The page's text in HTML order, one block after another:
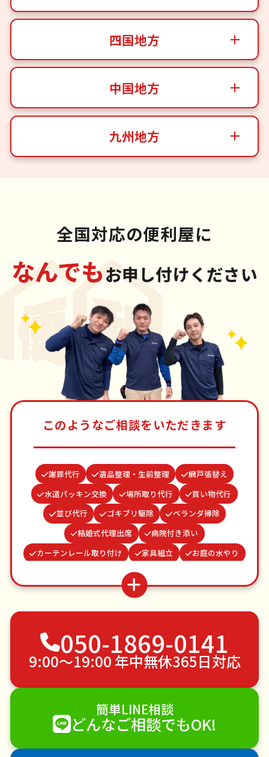
四国地方
中国地方
九州地方
全国対応の便利屋に
なんでもお申し付けください
このようなご相談をいただきます
謝罪代行 遺品整理・生前整理
網戸張替え
水道パッキン交換
場所取り代行
買い物代行
並び代行
ゴキブリ駆除
ベランダ掃除
結婚式代理出席
病院付き添い
カーテンレール取り付け
家具組立
お庭の水やり
クモの駆除
雨どい修理・掃除
つた・ツルの撤去
物置解体
お墓参り代行
不用品回収
ゴミ屋敷片付け
植木の剪定
植木の伐採
手すり取り付け
ペットのお世話
エアコンクリーニング
DIY・日曜大工
ハウスクリーニング
雪かき・雪下ろし
電球交換
襖（ふすま）の張替え
空き家管理
各種代行
害獣駆除
防草シート施工
ナメクジ駆除
050-1869-0141
9:00〜19:00 年中無休365日対応
簡単LINE相談
どんなご相談でもOK!